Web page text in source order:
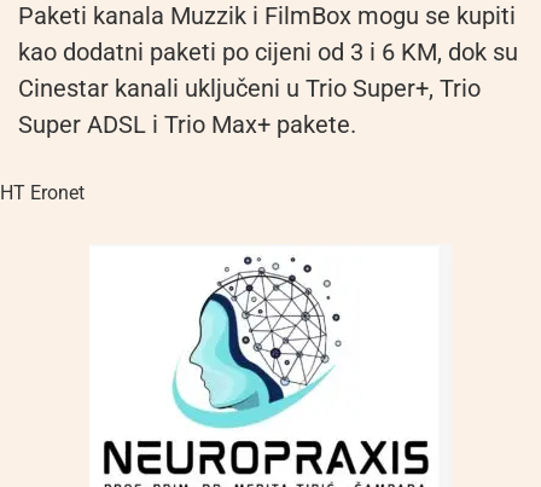
Paketi kanala Muzzik i FilmBox mogu se kupiti
kao dodatni paketi po cijeni od 3 i 6 KM, dok su
Cinestar kanali uključeni u Trio Super+, Trio
Super ADSL i Trio Max+ pakete.
HT Eronet